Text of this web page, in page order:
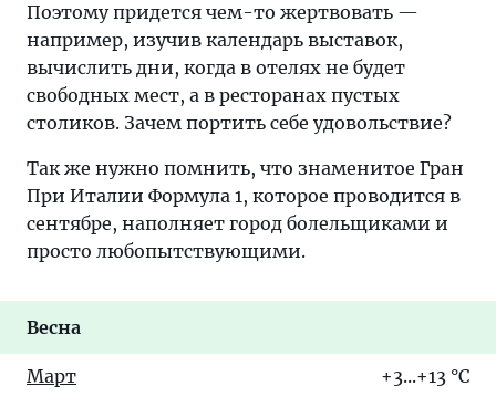
Поэтому придется чем-то жертвовать —
например, изучив календарь выставок,
вычислить дни, когда в отелях не будет
свободных мест, а в ресторанах пустых
столиков. Зачем портить себе удовольствие?
Так же нужно помнить, что знаменитое Гран
При Италии Формула 1, которое проводится в
сентябре, наполняет город болельщиками и
просто любопытствующими.
Весна
Март +3...+13 °C